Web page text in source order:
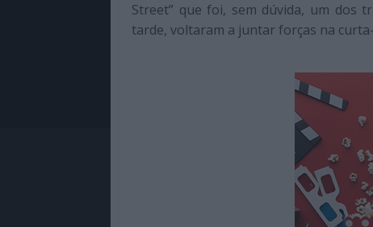
Street” que foi, sem dúvida, um dos
tarde, voltaram a juntar forças na